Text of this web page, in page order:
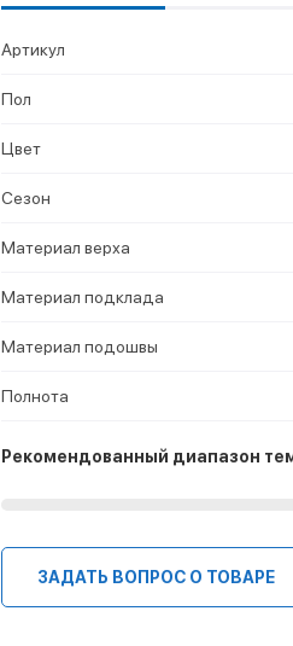
Артикул
Пол
Цвет
Сезон
Материал верха
Материал подклада
Материал подошвы
Полнота
Рекомендованный диапазон
ЗАДАТЬ ВОПРОС О ТОВАРЕ